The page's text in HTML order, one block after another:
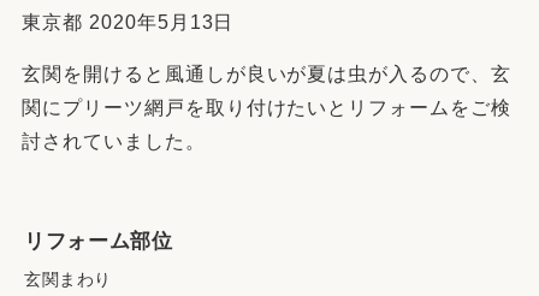
東京都 2020年5月13日
玄関を開けると風通しが良いが夏は虫が入るので、玄
関にプリーツ網戸を取り付けたいとリフォームをご検
討されていました。
リフォーム部位
玄関まわり